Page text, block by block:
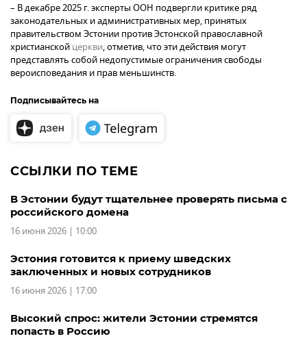
– В декабре 2025 г. эксперты ООН подвергли критике ряд
законодательных и административных мер, принятых
правительством Эстонии против Эстонской православной
христианской церкви, отметив, что эти действия могут
представлять собой недопустимые ограничения свободы
вероисповедания и прав меньшинств.
Подписывайтесь на
ССЫЛКИ ПО ТЕМЕ
В Эстонии будут тщательнее проверять письма с
российского домена
16 июня 2026 | 10:00
Эстония готовится к приему шведских
заключенных и новых сотрудников
16 июня 2026 | 17:00
Высокий спрос: жители Эстонии стремятся
попасть в Россию